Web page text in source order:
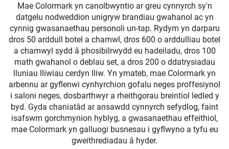
Mae Colormark yn canolbwyntio ar greu cynnyrch sy'n
datgelu nodweddion unigryw brandiau gwahanol ac yn
cynnig gwasanaethau personoli un-tap. Rydym yn darparu
dros 50 arddull botel a chamwl, dros 600 o arddulliau botel
a chamwyl sydd â phosibilrwydd eu hadeiladu, dros 100
math gwahanol o deblau set, a dros 200 o ddatrysiadau
lluniau lliwiau cerdyn lliw. Yn ymateb, mae Colormark yn
arbennu ar gyflenwi cynhyrchion gofalu neges proffesiynol
i saloni neges, dosbarthwyr a rheithgorau breintiol ledled y
byd. Gyda chaniatâd ar ansawdd cynnyrch sefydlog, faint
isafswm gorchmynion hyblyg, a gwasanaethau effeithiol,
mae Colormark yn galluogi busnesau i gyflwyno a tyfu eu
gweithrediadau â hyder.